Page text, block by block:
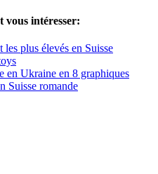
vous intéresser:
plus élevés en Suisse
en Ukraine en 8 graphiques
Suisse romande